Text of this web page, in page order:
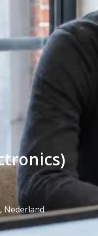
, Nederland